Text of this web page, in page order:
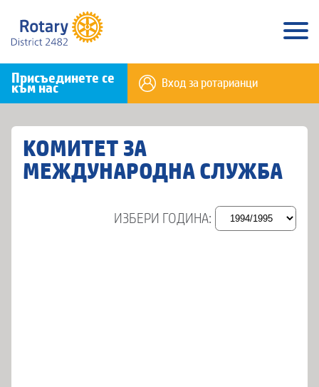
Присъединете се
към нас Вход за ротарианци
КОМИТЕТ ЗА
МЕЖДУНАРОДНА СЛУЖБА
ИЗБЕРИ ГОДИНА: